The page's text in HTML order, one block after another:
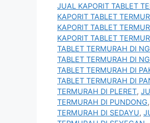
JUAL KAPORIT TABLET
KAPORIT TABLET
KAPORIT TABLET
KAPORIT TABLET
TABLET TERMURAH DI
TABLET TERMURAH DI
TABLET TERMURAH DI
TABLET TERMURAH DI
TERMURAH DI PLERET,
TERMURAH DI PUNDONG,
TERMURAH DI SEDAYU,